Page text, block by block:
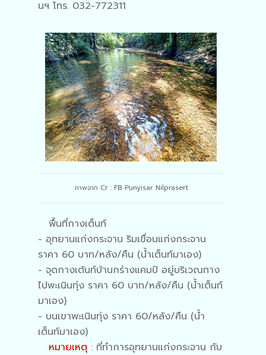
นฯ โทร. 032-772311
ภาพจาก Cr : FB Punyisar Nilprasert
พื้นที่กางเต็นท์
- อุทยานแก่งกระจาน ริมเขื่อนแก่งกระจาน
ราคา 60 บาท/หลัง/คืน (น้ำเต็นท์มาเอง)
- จุดกางเต้นท์บ้านกร่างแคมป์ อยู่บริเวณทาง
ไปพะเนินทุ่ง ราคา 60 บาท/หลัง/คืน (น้ำเต็นท์
มาเอง)
- บนเขาพะเนินทุ่ง ราคา 60/หลัง/คืน (น้ำ
เต็นท์มาเอง)
หมายเหตุ : ที่ทำการอุทยานแก่งกระจาน กับ